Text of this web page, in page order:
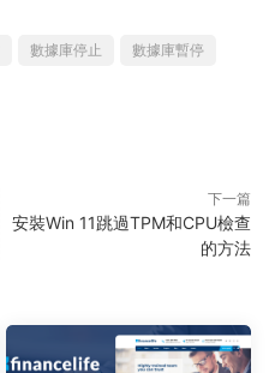
數據庫停止
數據庫暫停
下一篇
安裝Win 11跳過TPM和CPU檢查
的方法